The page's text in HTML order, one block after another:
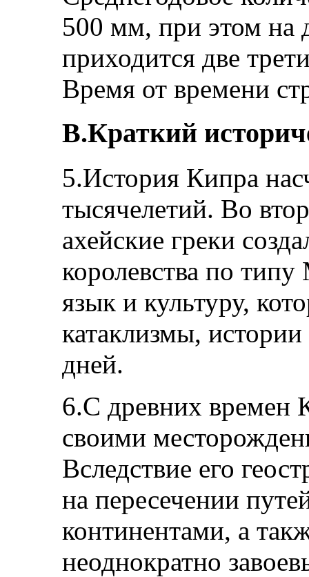
500 мм, при этом на
приходится две
Время от времени
В.Краткий
5.История Кипра
тысячелетий. Во
ахейские греки
королевства по
язык и культуру,
катаклизмы,
дней.
6.С древних времен
своими
Вследствие его
на пересечении
континентами, а
неоднократно